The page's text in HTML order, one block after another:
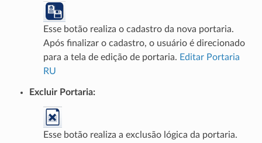
Esse botão realiza o cadastro da nova portaria.
Após finalizar o cadastro, o usuário é direcionado
para a tela de edição de portaria. Editar Portaria
RU
Excluir Portaria:
Esse botão realiza a exclusão lógica da portaria.